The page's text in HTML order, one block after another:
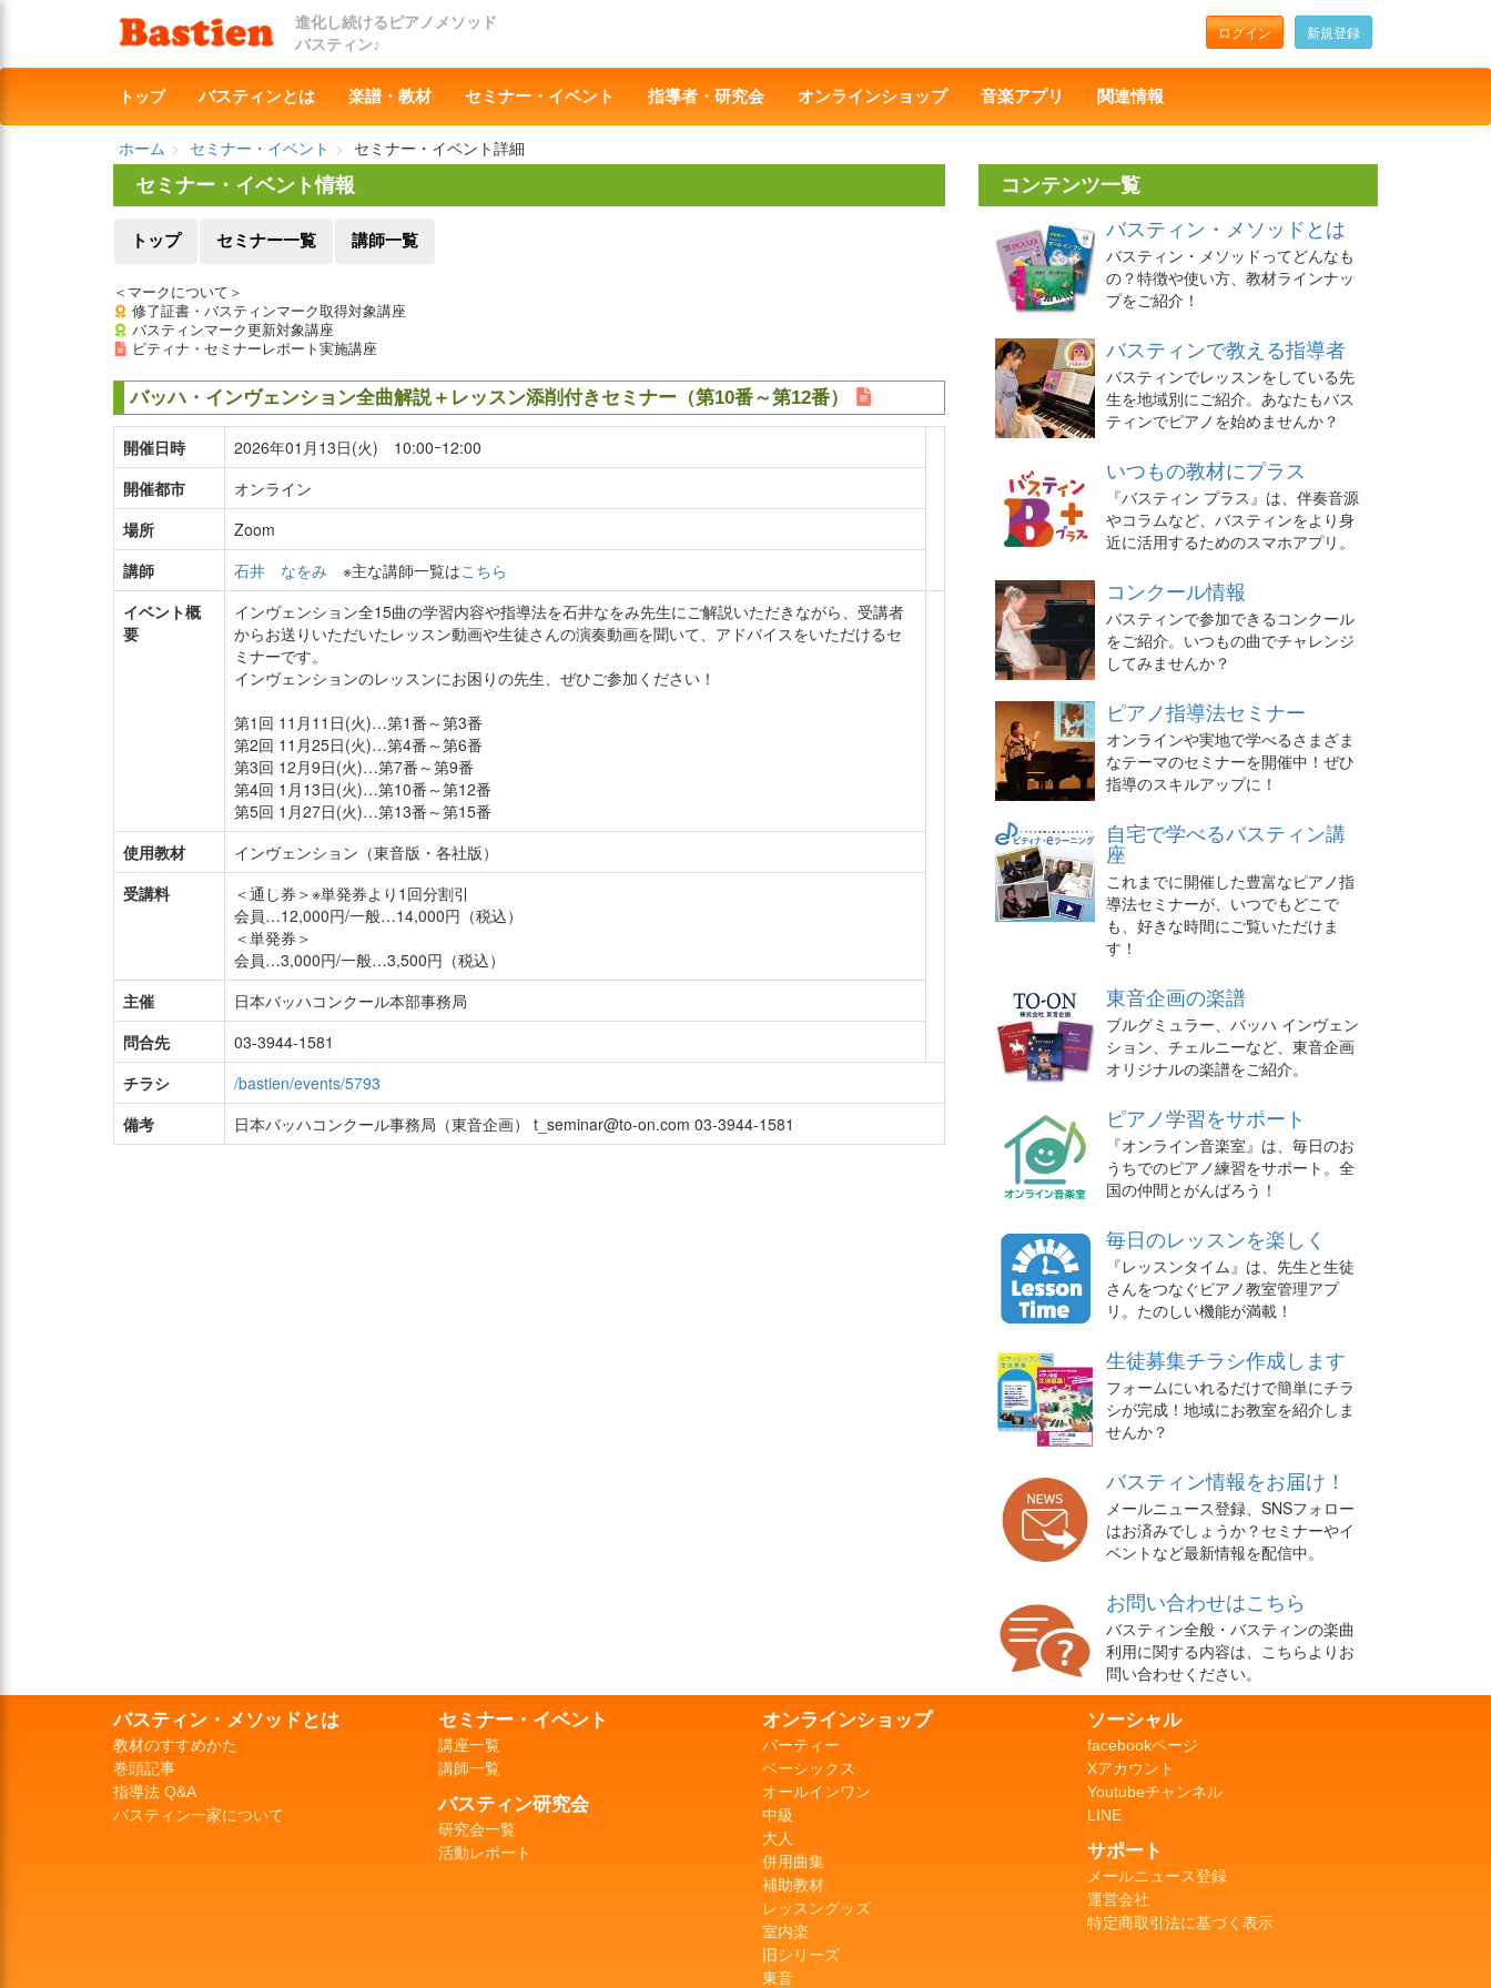
進化し続けるピアノメソッド
バスティン♪
ログイン 新規登録
トップ バスティンとは 楽譜・教材 セミナー・イベント 指導者・研究会 オンラインショップ 音楽アプリ 関連情報
ホーム セミナー・イベント
セミナー・イベント詳細
セミナー・イベント情報
トップ セミナー一覧 講師一覧
＜マークについて＞
修了証書・バスティンマーク取得対象講座
バスティンマーク更新対象講座
ピティナ・セミナーレポート実施講座
バッハ・インヴェンション全曲解説＋レッスン添削付きセミナー（第10番～第12番）
開催日時
2026年01月13日(火) 10:00ｰ12:00
開催都市
オンライン
場所
Zoom
講師
石井 なをみ ※主な講師一覧はこちら
イベント概
要
インヴェンション全15曲の学習内容や指導法を石井なをみ先生にご解説いただきながら、受講者
からお送りいただいたレッスン動画や生徒さんの演奏動画を聞いて、アドバイスをいただけるセ
ミナーです。
インヴェンションのレッスンにお困りの先生、ぜひご参加ください！
第1回 11月11日(火)…第1番～第3番
第2回 11月25日(火)…第4番～第6番
第3回 12月9日(火)…第7番～第9番
第4回 1月13日(火)…第10番～第12番
第5回 1月27日(火)…第13番～第15番
使用教材
インヴェンション（東音版・各社版）
受講料
＜通し券＞※単発券より1回分割引
会員…12,000円/一般…14,000円（税込）
＜単発券＞
会員…3,000円/一般…3,500円（税込）
主催
日本バッハコンクール本部事務局
問合先
03-3944-1581
チラシ
/bastien/events/5793
備考
日本バッハコンクール事務局（東音企画） t_seminar@to-on.com 03-3944-1581
コンテンツ一覧
バスティン・メソッドとは
バスティン・メソッドってどんなも
の？特徴や使い方、教材ラインナッ
プをご紹介！
バスティンで教える指導者
バスティンでレッスンをしている先
生を地域別にご紹介。あなたもバス
ティンでピアノを始めませんか？
いつもの教材にプラス
『バスティン プラス』は、伴奏音源
やコラムなど、バスティンをより身
近に活用するためのスマホアプリ。
コンクール情報
バスティンで参加できるコンクール
をご紹介。いつもの曲でチャレンジ
してみませんか？
ピアノ指導法セミナー
オンラインや実地で学べるさまざま
なテーマのセミナーを開催中！ぜひ
指導のスキルアップに！
自宅で学べるバスティン講
座
これまでに開催した豊富なピアノ指
導法セミナーが、いつでもどこで
も、好きな時間にご覧いただけま
す！
東音企画の楽譜
ブルグミュラー、バッハ インヴェン
ション、チェルニーなど、東音企画
オリジナルの楽譜をご紹介。
ピアノ学習をサポート
『オンライン音楽室』は、毎日のお
うちでのピアノ練習をサポート。全
国の仲間とがんばろう！
毎日のレッスンを楽しく
『レッスンタイム』は、先生と生徒
さんをつなぐピアノ教室管理アプ
リ。たのしい機能が満載！
生徒募集チラシ作成します
フォームにいれるだけで簡単にチラ
シが完成！地域にお教室を紹介しま
せんか？
バスティン情報をお届け！
メールニュース登録、SNSフォロー
はお済みでしょうか？セミナーやイ
ベントなど最新情報を配信中。
お問い合わせはこちら
バスティン全般・バスティンの楽曲
利用に関する内容は、こちらよりお
問い合わせください。
バスティン・メソッドとは
教材のすすめかた
巻頭記事
指導法 Q&A
バスティン一家について
セミナー・イベント
講座一覧
講師一覧
バスティン研究会
研究会一覧
活動レポート
オンラインショップ
パーティー
ベーシックス
オールインワン
中級
大人
併用曲集
補助教材
レッスングッズ
室内楽
旧シリーズ
東音
ソーシャル
facebookページ
Xアカウント
Youtubeチャンネル
LINE
サポート
メールニュース登録
運営会社
特定商取引法に基づく表示